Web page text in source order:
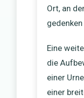
Ort, an
gedenken
Eine
die
einer
einer